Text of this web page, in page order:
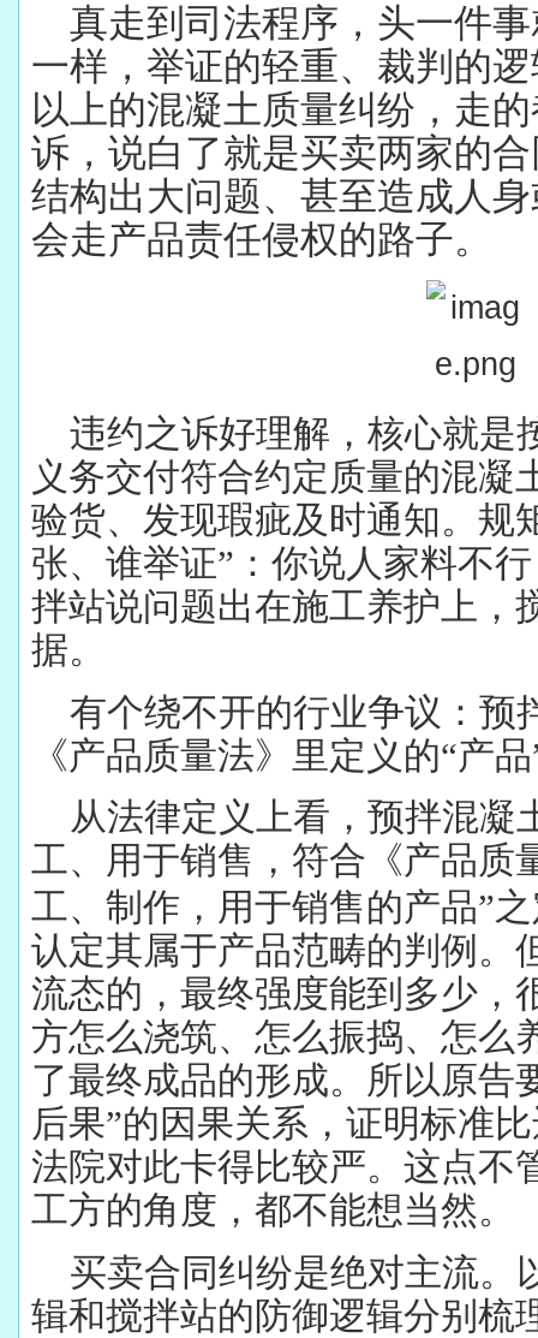
真走到司法程序 ，头一件
一样，举证的轻重、裁判的
以上的混凝土质量纠纷，走
诉，说白了就是买卖两家的
结构出大问题、甚至造成人
会走产品责任侵权的路子。
违约之诉好理解，核心就是
义务交付符合约定质量的混凝
验货、发现瑕疵及时通知。规
张、谁举证”：你说人家料不
拌站说问题出在施工养护上，
据。
有个绕不开的行业争议：预
《产品质量法》里定义的“产
从法律定义上看，预拌混凝
工、用于销售，符合《产品质
工、制作，用于销售的产品”
认定其属于产品范畴的判例。
流态的，最终强度能到多少，
方怎么浇筑、怎么振捣、怎么
了最终成品的形成。所以原
后果”的因果关系，证明标准
法院对此卡得比较严。这点不
工方的角度，都不能想当然。
买卖合同纠纷是绝对主流。
辑和搅拌站的防御逻辑分别梳